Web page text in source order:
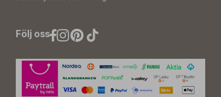
Följ oss